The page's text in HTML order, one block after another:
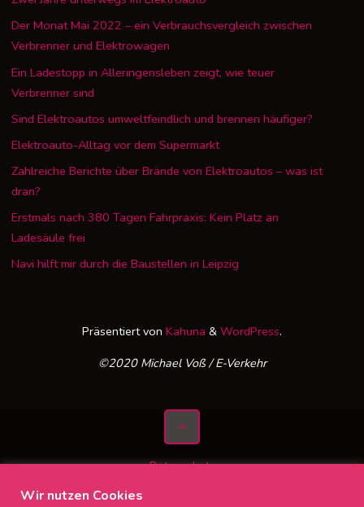
Der Monat Mai 2022 – ein Verbrauchsvergleich zwischen
Verbrenner und Elektrowagen
Ein Ladestopp in Alleringensleben zeigt, wie teuer
Verbrenner sind
Sind Elektroautos umweltfeindlich und brennen häufiger?
Elektroauto-Alltag vor dem Supermarkt
Zahlreiche Berichte über Brände von Elektroautos – was ist
dran?
Erstmals nach 380 Tagen Fahrpraxis: Kein Platz an
Ladesäule frei
Navi hilft mir durch die Baustellen in Leipzig
Präsentiert von Kahuna & WordPress.
©2020 Michael Voß / E-Verkehr
Datenschutz
Wir nutzen Cookies